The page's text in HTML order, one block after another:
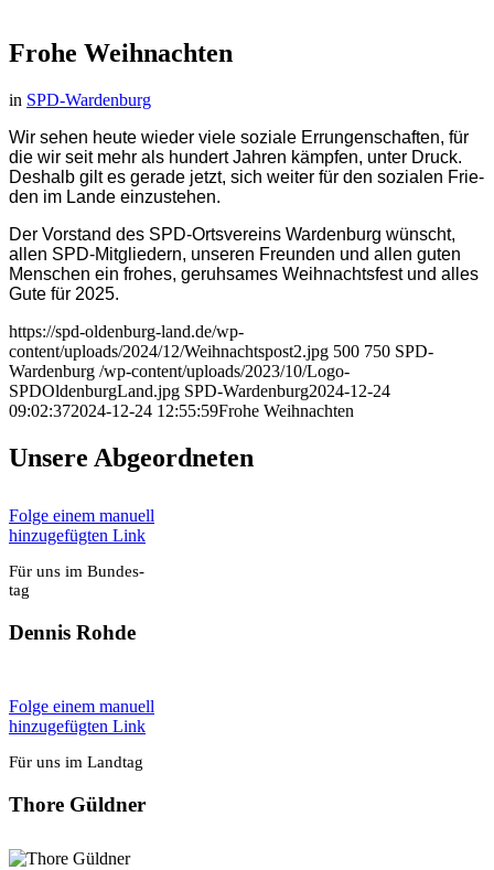
Fro­he Weih­nach­ten
in SPD-Wardenburg
Wir sehen heu­te wie­der vie­le sozia­le Errun­gen­schaf­ten, für
die wir seit mehr als hun­dert Jah­ren kämp­fen, unter Druck.
Des­halb gilt es gera­de jetzt, sich wei­ter für den sozia­len Frie­
den im Lan­de ein­zu­ste­hen.
Der Vor­stand des SPD-Orts­ver­eins War­den­burg wünscht,
allen SPD-Mit­glie­dern, unse­ren Freun­den und allen guten
Men­schen ein fro­hes, geruh­sa­mes Weih­nachts­fest und alles
Gute für 2025.
https://spd-oldenburg-land.de/wp-
content/uploads/2024/12/Weihnachtspost2.jpg 500 750 SPD-
Wardenburg /wp-content/uploads/2023/10/Logo-
SPDOldenburgLand.jpg SPD-Wardenburg2024-12-24
09:02:372024-12-24 12:55:59Fro­he Weih­nach­ten
Unse­re Abge­ord­ne­ten
Fol­ge einem manu­ell
hin­zu­ge­füg­ten Link
Für uns im Bun­des­
tag
Den­nis Roh­de
Fol­ge einem manu­ell
hin­zu­ge­füg­ten Link
Für uns im Land­tag
Tho­re Güld­ner